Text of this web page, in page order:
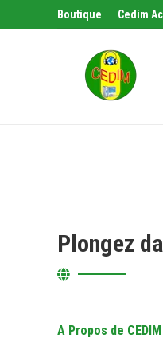
Boutique Cedim
Plongez
A Propos de